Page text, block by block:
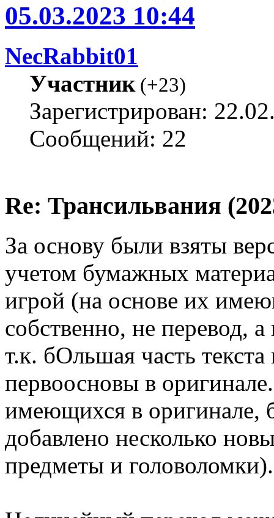
05.03.2023 10:44
NecRabbit01
Участник(+23)
Зарегистрирован:
Сообщений: 22
Re: Трансильвания
За основу были взяты
учетом бумажных
игрой (на основе их
собственно, не перевод,
т.к. бОльшая часть
первоосновы в
имеющихся в оригинале,
добавлено несколько
предметы и головоломки).